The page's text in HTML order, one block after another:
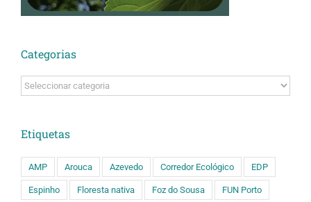
Categorias
Categorias
Etiquetas
AMP Arouca Azevedo Corredor Ecológico EDP
Espinho Floresta nativa Foz do Sousa FUN Porto